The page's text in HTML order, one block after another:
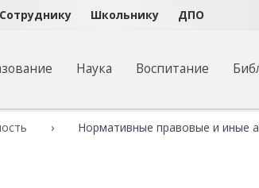
Сотруднику Школьнику ДПО
Наука Воспитание
Нормативные правовые и иные